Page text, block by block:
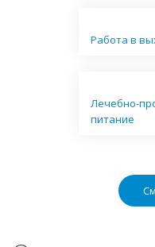
Работа в
Лечебно-
питание